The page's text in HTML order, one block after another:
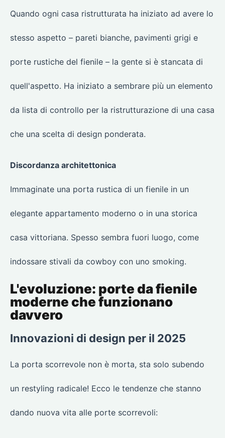
Quando ogni casa ristrutturata ha iniziato ad avere lo
stesso aspetto – pareti bianche, pavimenti grigi e
porte rustiche del fienile – la gente si è stancata di
quell'aspetto. Ha iniziato a sembrare più un elemento
da lista di controllo per la ristrutturazione di una casa
che una scelta di design ponderata.
Discordanza architettonica
Immaginate una porta rustica di un fienile in un
elegante appartamento moderno o in una storica
casa vittoriana. Spesso sembra fuori luogo, come
indossare stivali da cowboy con uno smoking.
L'evoluzione: porte da fienile
moderne che funzionano
davvero
Innovazioni di design per il 2025
La porta scorrevole non è morta, sta solo subendo
un restyling radicale! Ecco le tendenze che stanno
dando nuova vita alle porte scorrevoli: